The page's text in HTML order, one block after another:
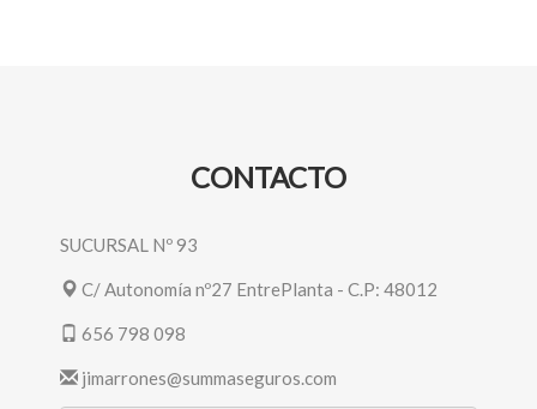
CONTACTO
SUCURSAL Nº 93
C/ Autonomía nº27 EntrePlanta - C.P: 48012
656 798 098
jimarrones@summaseguros.com